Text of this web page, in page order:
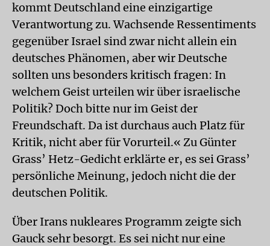
kommt Deutschland eine einzigartige
Verantwortung zu. Wachsende Ressentiments
gegenüber Israel sind zwar nicht allein ein
deutsches Phänomen, aber wir Deutsche
sollten uns besonders kritisch fragen: In
welchem Geist urteilen wir über israelische
Politik? Doch bitte nur im Geist der
Freundschaft. Da ist durchaus auch Platz für
Kritik, nicht aber für Vorurteil.« Zu Günter
Grass’ Hetz-Gedicht erklärte er, es sei Grass’
persönliche Meinung, jedoch nicht die der
deutschen Politik.
Über Irans nukleares Programm zeigte sich
Gauck sehr besorgt. Es sei nicht nur eine